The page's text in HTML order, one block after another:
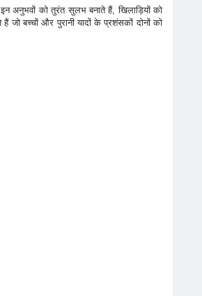
अनुभवों को तुरंत सुलभ बनाते हैं, खिलाड़ियों को
जो बच्चों और पुरानी यादों के प्रशंसकों दोनों को